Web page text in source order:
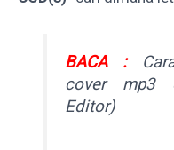
BACA :
cover mp3
Editor)